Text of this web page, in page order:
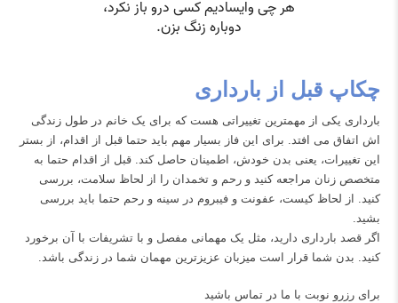
چکاپ قبل از بارداری
بارداری یکی از مهمترین تغییراتی هست که برای یک خانم در طول زندگی
اش اتفاق می افتد. برای این فاز بسیار مهم باید حتما قبل از اقدام، از بستر
این تغییرات، یعنی بدن خودش، اطمینان حاصل کند. قبل از اقدام حتما به
متخصص زنان مراجعه کنید و رحم و تخمدان را از لحاظ سلامت، بررسی
کنید. از لحاظ کیست، عفونت و فیبروم در سینه و رحم حتما باید بررسی
بشید.
اگر قصد بارداری دارید، مثل یک مهمانی مفصل و با تشریفات با آن برخورد
کنید. بدن شما قرار است میزبان عزیزترین مهمان شما در زندگی باشد.
برای رزرو نوبت با ما در تماس باشید